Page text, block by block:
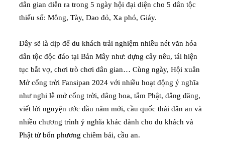
dân gian diễn ra trong 5 ngày hội đại diện cho 5 dân tộc
thiểu số: Mông, Tày, Dao đỏ, Xa phó, Giáy.
Đây sẽ là dịp để du khách trải nghiệm nhiều nét văn hóa
dân tộc độc đáo tại Bản Mây như: dựng cây nêu, tái hiện
tục bắt vợ, chơi trò chơi dân gian… Cùng ngày, Hội xuân
Mở cổng trời Fansipan 2024 với nhiều hoạt động ý nghĩa
như nghi lễ mở cổng trời, dâng hoa, tắm Phật, dâng đăng,
viết lời nguyện ước đầu năm mới, cầu quốc thái dân an và
nhiều chương trình ý nghĩa khác dành cho du khách và
Phật tử bốn phương chiêm bái, cầu an.